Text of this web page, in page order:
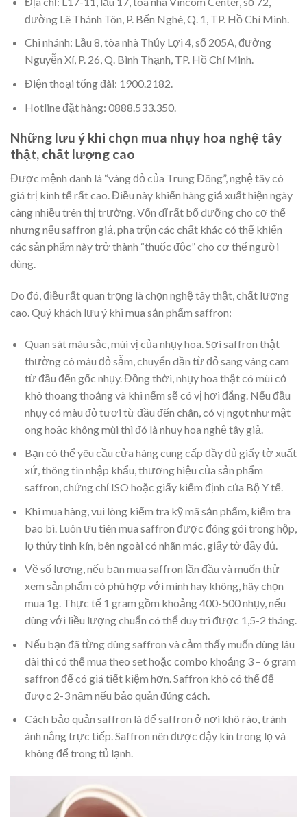
đường Lê Thánh Tôn, P. Bến Nghé, Q. 1, TP. Hồ Chí Minh.
Chi nhánh: Lầu 8, tòa nhà Thủy Lợi 4, số 205A, đường
Nguyễn Xí, P. 26, Q. Bình Thạnh, TP. Hồ Chí Minh.
Điện thoại tổng đài: 1900.2182.
Hotline đặt hàng: 0888.533.350.
Những lưu ý khi chọn mua nhụy hoa nghệ tây
thật, chất lượng cao
Được mệnh danh là “vàng đỏ của Trung Đông”, nghệ tây có
giá trị kinh tế rất cao. Điều này khiến hàng giả xuất hiện ngày
càng nhiều trên thị trường. Vốn dĩ rất bổ dưỡng cho cơ thể
nhưng nếu saffron giả, pha trộn các chất khác có thể khiến
các sản phẩm này trở thành “thuốc độc” cho cơ thể người
dùng.
Do đó, điều rất quan trọng là chọn nghệ tây thật, chất lượng
cao. Quý khách lưu ý khi mua sản phẩm saffron:
Quan sát màu sắc, mùi vị của nhụy hoa. Sợi saffron thật
thường có màu đỏ sẫm, chuyển dần từ đỏ sang vàng cam
từ đầu đến gốc nhụy. Đồng thời, nhụy hoa thật có mùi cỏ
khô thoang thoảng và khi nếm sẽ có vị hơi đắng. Nếu đầu
nhụy có màu đỏ tươi từ đầu đến chân, có vị ngọt như mật
ong hoặc không mùi thì đó là nhụy hoa nghệ tây giả.
Bạn có thể yêu cầu cửa hàng cung cấp đầy đủ giấy tờ xuất
xứ, thông tin nhập khẩu, thương hiệu của sản phẩm
saffron, chứng chỉ ISO hoặc giấy kiểm định của Bộ Y tế.
Khi mua hàng, vui lòng kiểm tra kỹ mã sản phẩm, kiểm tra
bao bì. Luôn ưu tiên mua saffron được đóng gói trong hộp,
lọ thủy tinh kín, bên ngoài có nhãn mác, giấy tờ đầy đủ.
Về số lượng, nếu bạn mua saffron lần đầu và muốn thử
xem sản phẩm có phù hợp với mình hay không, hãy chọn
mua 1g. Thực tế 1 gram gồm khoảng 400-500 nhụy, nếu
dùng với liều lượng chuẩn có thể duy trì được 1,5-2 tháng.
Nếu bạn đã từng dùng saffron và cảm thấy muốn dùng lâu
dài thì có thể mua theo set hoặc combo khoảng 3 – 6 gram
saffron để có giá tiết kiệm hơn. Saffron khô có thể để
được 2-3 năm nếu bảo quản đúng cách.
Cách bảo quản saffron là để saffron ở nơi khô ráo, tránh
ánh nắng trực tiếp. Saffron nên được đậy kín trong lọ và
không để trong tủ lạnh.